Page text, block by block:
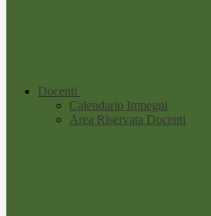
Docenti
Calendario Impegni
Area Riservata Docenti